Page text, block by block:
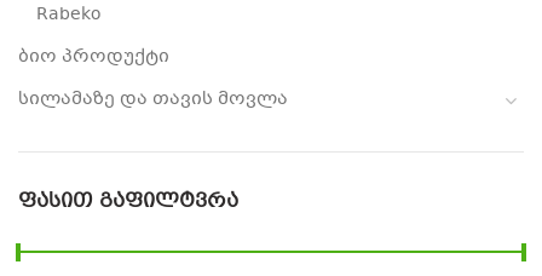
Rabeko
ბიო პროდუქტი
სილამაზე და თავის მოვლა
ᲤᲐᲡᲘᲗ ᲒᲐᲤᲘᲚᲢᲕᲠᲐ